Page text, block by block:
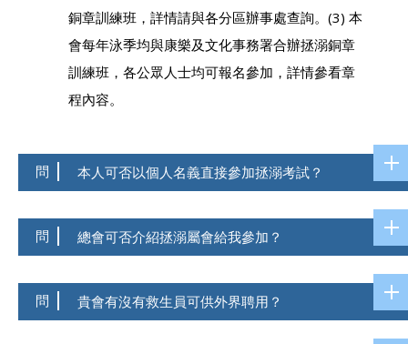
銅章訓練班，詳情請與各分區辦事處查詢。(3) 本
會每年泳季均與康樂及文化事務署合辦拯溺銅章
訓練班，各公眾人士均可報名參加，詳情參看章
程內容。
問 本人可否以個人名義直接參加拯溺考試？
問 總會可否介紹拯溺屬會給我參加？
問 貴會有沒有救生員可供外界聘用？